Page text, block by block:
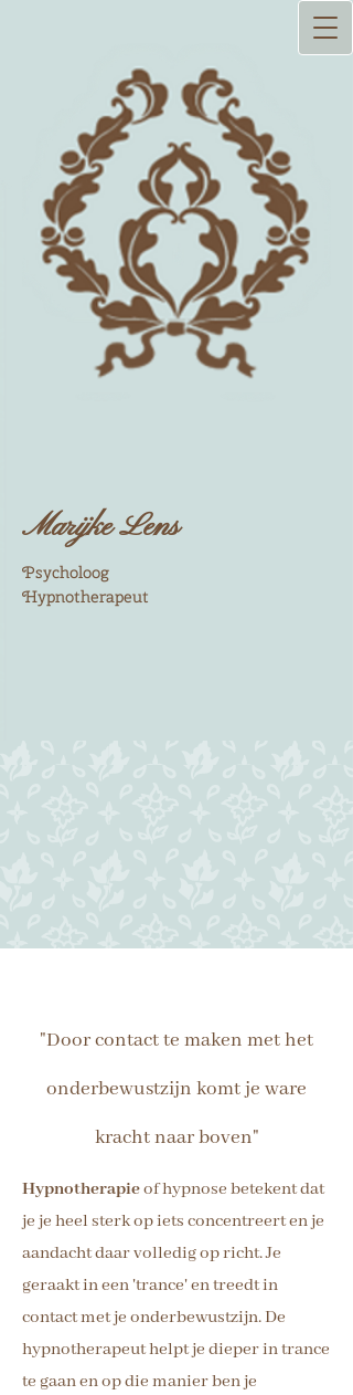
Marijke Le​​ns
Psycholoog
Hypnotherapeut
"Door contact te maken met het
onderbewustzijn komt je ware
kracht naar boven"
Hypnotherapieof hypnose betekent dat
je je heel sterk op iets concentreert en je
aandacht daar volledig op richt. Je
geraakt in een 'trance' en treedt in
contact met je onderbewustzijn. De
hypnotherapeut helpt je dieper in trance
te gaan en op die manier ben je